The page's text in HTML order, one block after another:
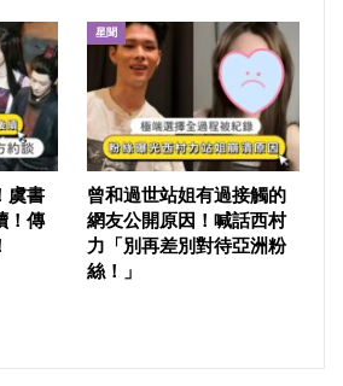
虞書
！傳
星聞
曾和過世站姐有過接觸的
網友公開原因！喊話西村
力「別再差別對待亞洲粉
絲！」